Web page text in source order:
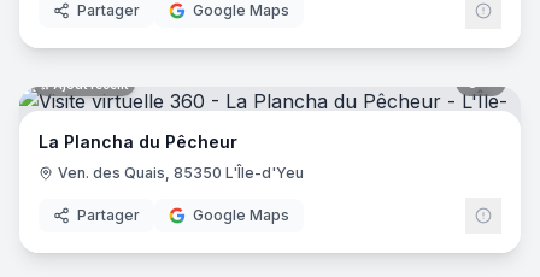
Partager Google Maps
Ajout récent
La Plancha du Pêcheur
Ven. des Quais, 85350 L'Île-d'Yeu
Partager Google Maps